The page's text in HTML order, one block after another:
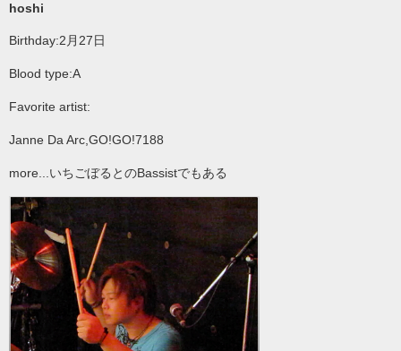
hoshi
Birthday:2月27日
Blood type:A
Favorite artist:
Janne Da Arc,GO!GO!7188
more...いちごぼるとのBassistでもある